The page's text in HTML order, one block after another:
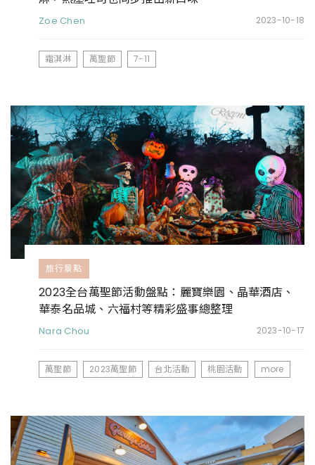
Zoe Chen 2023-10-18
霜淇淋 萬聖節 7-11
旅行景點
2023全台萬聖節活動盤點：麗寶樂園、晶華酒店、
華泰名品城、六福村等精彩盛事總整理
Nara Chou 2023-10-17
萬聖節 2023萬聖節 台北活動 桃園活動 more